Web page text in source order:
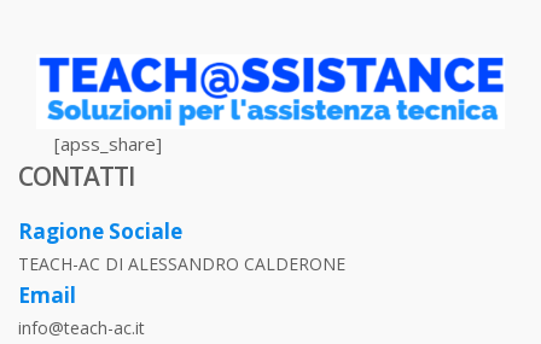
[apss_share]
CONTATTI
Ragione Sociale
TEACH-AC DI ALESSANDRO CALDERONE
Email
info@teach-ac.it